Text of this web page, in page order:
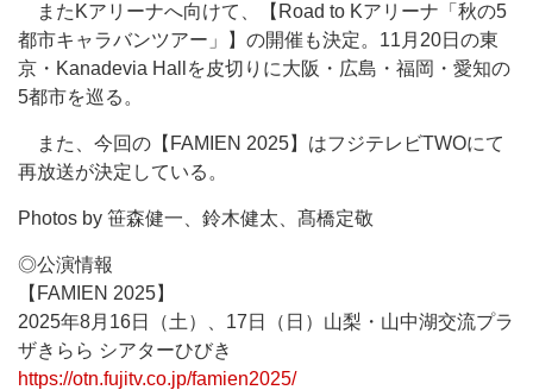
またKアリーナへ向けて、【Road to Kアリーナ「秋の5
都市キャラバンツアー」】の開催も決定。11月20日の東
京・Kanadevia Hallを皮切りに大阪・広島・福岡・愛知の
5都市を巡る。
また、今回の【FAMIEN 2025】はフジテレビTWOにて
再放送が決定している。
Photos by 笹森健一、鈴木健太、髙橋定敬
◎公演情報
【FAMIEN 2025】
2025年8月16日（土）、17日（日）山梨・山中湖交流プラ
ザきらら シアターひびき
https://otn.fujitv.co.jp/famien2025/